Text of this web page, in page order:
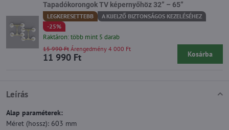
Leírás
Alap paraméterek:
Méret (hossz): 603 mm
Tapadókorongok TV képernyőhöz 32” – 65”
LEGKERESETTEBB
A KIJELZŐ BIZTONSÁGOS KEZELÉSÉHEZ
-25%
Raktáron: több mint 5 darab
11 990 Ft
15 990 Ft Árengedmény 4 000 Ft
Kosárba